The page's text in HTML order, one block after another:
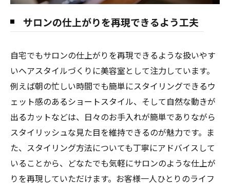
サロンの仕上がりを再現できるよう工夫
自宅でもサロンの仕上がりを再現できるような扱いやす
いヘアスタイルづくりに美容室として注力しています。
例えば朝の忙しい時間でも簡単にスタイリングできるウ
ェット感のあるショートスタイル、そして自然な動きが
出るカットなどは、日々のお手入れが簡単でありながら
スタイリッシュな見た目を維持できるのが魅力です。ま
た、スタイリング方法についても丁寧にアドバイスして
いることから、どなたでも気軽にサロンのような仕上が
りを再現していただけます。お客様一人ひとりのライフ